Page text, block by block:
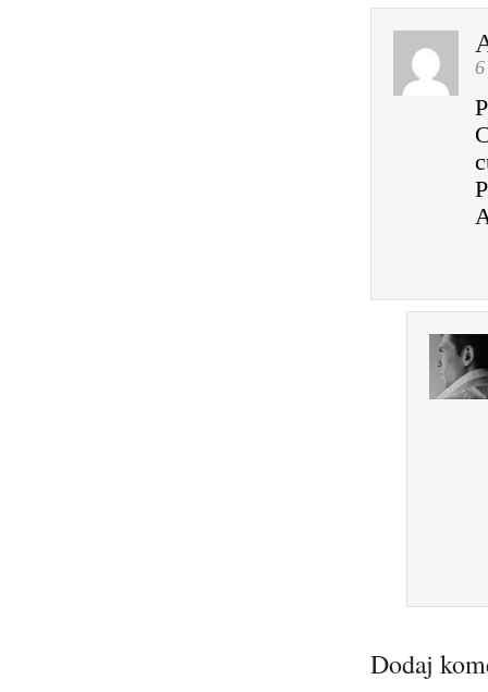
Dodaj